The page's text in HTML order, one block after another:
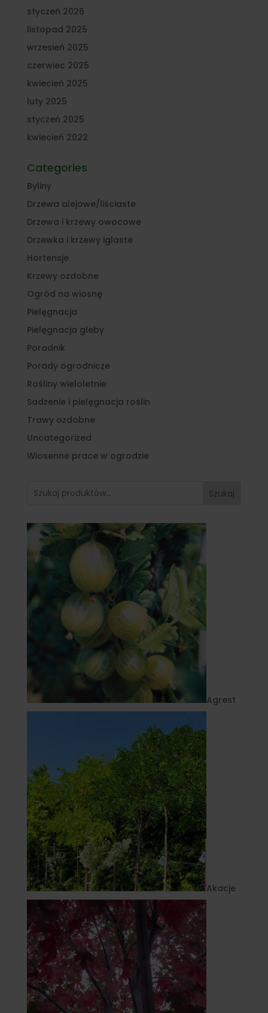
styczeń 2026
listopad 2025
wrzesień 2025
czerwiec 2025
kwiecień 2025
luty 2025
styczeń 2025
kwiecień 2022
Categories
Byliny
Drzewa alejowe/liściaste
Drzewa i krzewy owocowe
Drzewka i krzewy iglaste
Hortensje
Krzewy ozdobne
Ogród na wiosnę
Pielęgnacja
Pielęgnacja gleby
Poradnik
Porady ogrodnicze
Rośliny wieloletnie
Sadzenie i pielęgnacja roślin
Trawy ozdobne
Uncategorized
Wiosenne prace w ogrodzie
Szukaj
Agrest
Akacje